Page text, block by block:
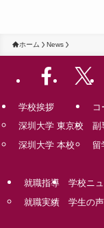
ホーム News
学校挨拶
深圳大学 東京校
深圳大学 本校
コ
副
留
就職指導
就職実績
学校ニ
学生の声